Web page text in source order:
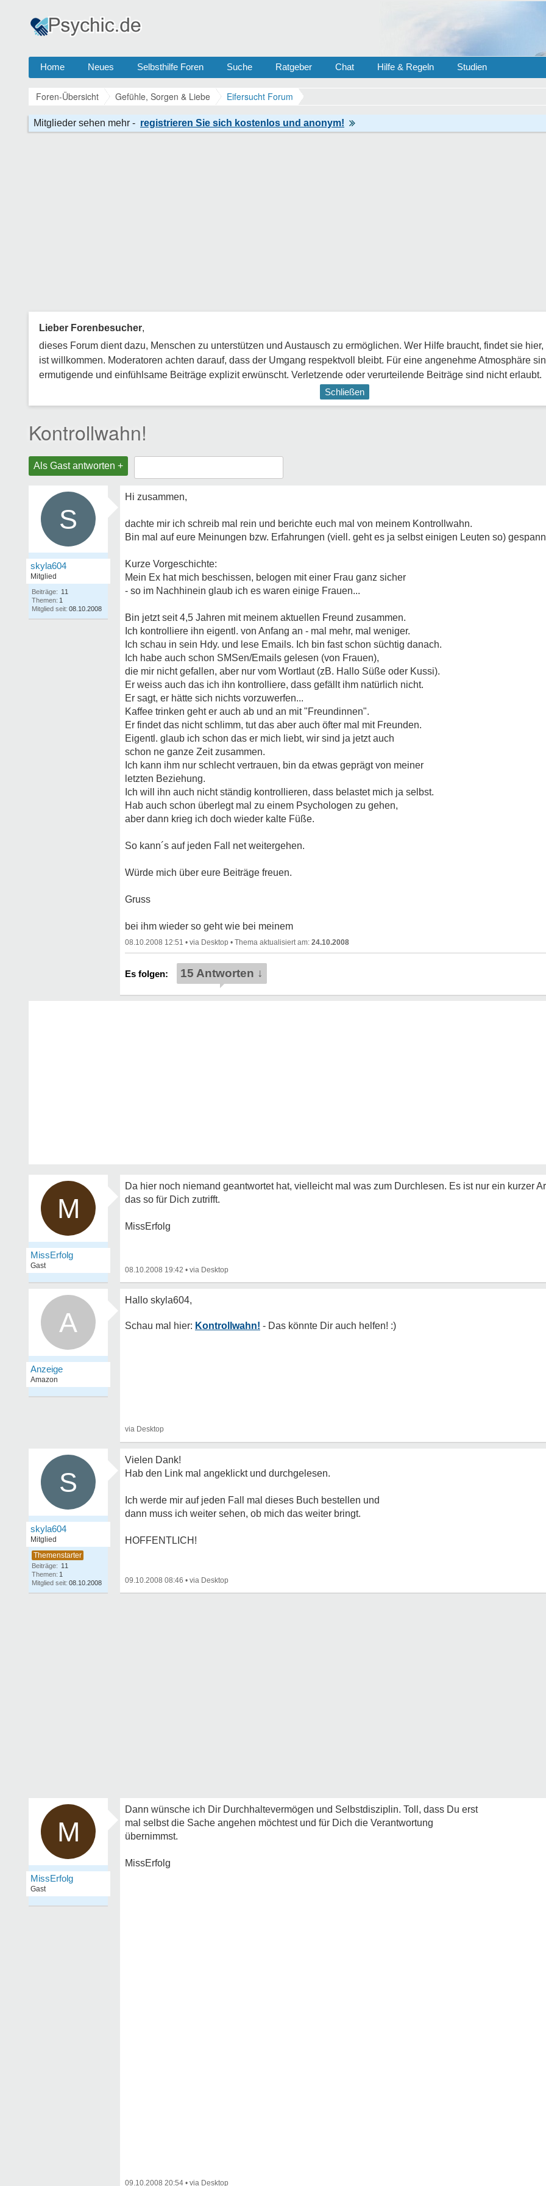
Home Neues Selbsthilfe Foren Suche Ratgeber Chat Hilfe & Regeln Studien
Foren-Übersicht Gefühle, Sorgen & Liebe Eifersucht Forum
Lieber Forenbesucher,
dieses Forum dient dazu, Menschen zu unterstützen und Austausch zu ermöglichen. Wer Hilfe braucht, findet sie
ist willkommen. Moderatoren achten darauf, dass der Umgang respektvoll bleibt. Für eine angenehme Atmosphäre
ermutigende und einfühlsame Beiträge explizit erwünscht. Verletzende oder verurteilende Beiträge sind nicht erlaubt.
Schließen
Kontrollwahn!
Als Gast antworten +
S
skyla604
Mitglied
Beiträge: 11
Themen: 1
Mitglied seit: 08.10.2008
Hi zusammen,
dachte mir ich schreib mal rein und berichte euch mal von meinem Kontrollwahn.
Bin mal auf eure Meinungen bzw. Erfahrungen (viell. geht es ja selbst einigen Leuten so)
Kurze Vorgeschichte:
Mein Ex hat mich beschissen, belogen mit einer Frau ganz sicher
- so im Nachhinein glaub ich es waren einige Frauen...
Bin jetzt seit 4,5 Jahren mit meinem aktuellen Freund zusammen.
Ich kontrolliere ihn eigentl. von Anfang an - mal mehr, mal weniger.
Ich schau in sein Hdy. und lese Emails. Ich bin fast schon süchtig danach.
Ich habe auch schon SMSen/Emails gelesen (von Frauen),
die mir nicht gefallen, aber nur vom Wortlaut (zB. Hallo Süße oder Kussi).
Er weiss auch das ich ihn kontrolliere, dass gefällt ihm natürlich nicht.
Er sagt, er hätte sich nichts vorzuwerfen...
Kaffee trinken geht er auch ab und an mit "Freundinnen".
Er findet das nicht schlimm, tut das aber auch öfter mal mit Freunden.
Eigentl. glaub ich schon das er mich liebt, wir sind ja jetzt auch
schon ne ganze Zeit zusammen.
Ich kann ihm nur schlecht vertrauen, bin da etwas geprägt von meiner
letzten Beziehung.
Ich will ihn auch nicht ständig kontrollieren, dass belastet mich ja selbst.
Hab auch schon überlegt mal zu einem Psychologen zu gehen,
aber dann krieg ich doch wieder kalte Füße.
So kann´s auf jeden Fall net weitergehen.
Würde mich über eure Beiträge freuen.
Gruss
bei ihm wieder so geht wie bei meinem
08.10.2008 12:51 • • 24.10.2008
15 Antworten ↓
M
MissErfolg
Gast
Da hier noch niemand geantwortet hat, vielleicht mal was zum Durchlesen. Es ist nur ein kurzer
das so für Dich zutrifft.
MissErfolg
08.10.2008 19:42 •
A Kontrollwahn!
S
skyla604
Mitglied
Beiträge: 11
Themen: 1
Mitglied seit: 08.10.2008
Vielen Dank!
Hab den Link mal angeklickt und durchgelesen.
Ich werde mir auf jeden Fall mal dieses Buch bestellen und
dann muss ich weiter sehen, ob mich das weiter bringt.
HOFFENTLICH!
09.10.2008 08:46 •
M
MissErfolg
Gast
Dann wünsche ich Dir Durchhaltevermögen und Selbstdisziplin. Toll, dass Du erst
mal selbst die Sache angehen möchtest und für Dich die Verantwortung
übernimmst.
MissErfolg
09.10.2008 20:54 •